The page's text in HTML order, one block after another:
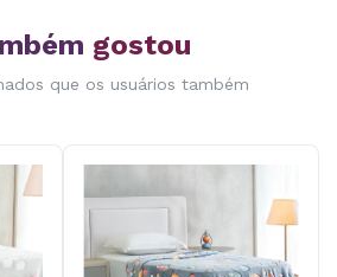
gostou
que os usuários também